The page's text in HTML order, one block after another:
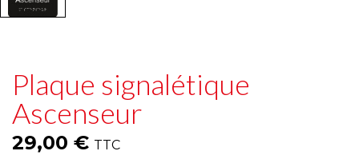
Plaque signalétique
Ascenseur
29,00 € TTC